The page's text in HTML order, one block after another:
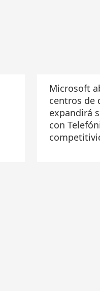
Microsoft
centros de
expandirá
con